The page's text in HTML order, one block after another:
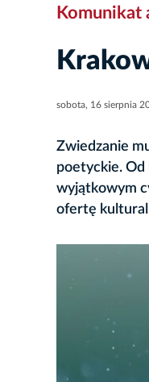
Komunikat
sobota, 16 sierpnia
Zwiedzanie
poetyckie. Od
wyjątkowym
ofertę